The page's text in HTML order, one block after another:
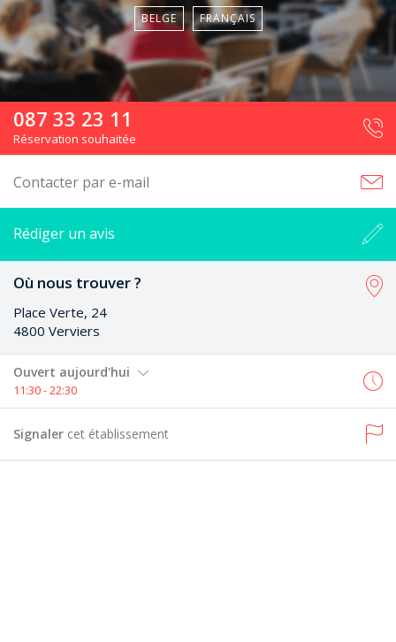
BELGE FRANÇAIS
087 33 23 11
Réservation souhaitée
Contacter par e-mail
Rédiger un avis
Où nous trouver ?
Place Verte, 24
4800 Verviers
Ouvert aujourd'hui
11:30 - 22:30
Signaler cet établissement